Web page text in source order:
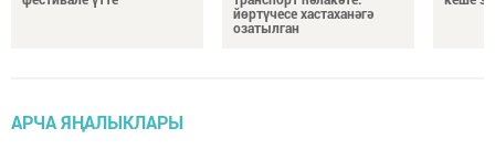
йөртүчесе хастаханәгә
озатылган
АРЧА ЯҢАЛЫКЛАРЫ